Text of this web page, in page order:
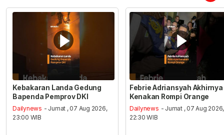
Kebakaran Landa Gedung
Bapenda Pemprov DKI
Dailynews - Jumat , 07 Aug 2026,
23:00 WIB
Febrie Adriansyah Akhirnya
Kenakan Rompi Orange
Dailynews - Jumat , 07 Aug 2026,
22:30 WIB